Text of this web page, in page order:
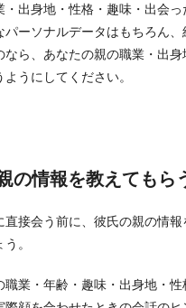
・出身地・性格・趣味・出会
パーソナルデータはもちろん
なら、あなたの親の職業・出
ようにしてください。
の情報を教えてもら
直接会う前に、彼氏の親の情報
。
職業・年齢・趣味・出身地・